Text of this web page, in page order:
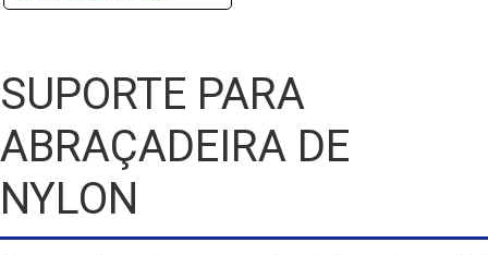
SUPORTE PARA
ABRAÇADEIRA DE
NYLON